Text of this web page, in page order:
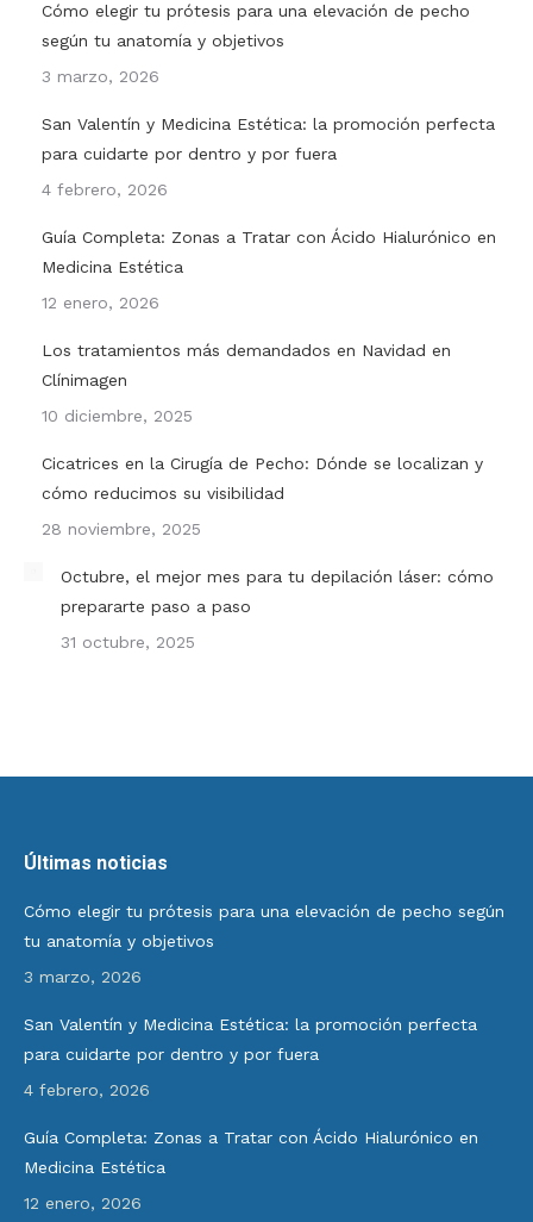
Cómo elegir tu prótesis para una elevación de pecho
según tu anatomía y objetivos
3 marzo, 2026
San Valentín y Medicina Estética: la promoción perfecta
para cuidarte por dentro y por fuera
4 febrero, 2026
Guía Completa: Zonas a Tratar con Ácido Hialurónico en
Medicina Estética
12 enero, 2026
Los tratamientos más demandados en Navidad en
Clínimagen
10 diciembre, 2025
Cicatrices en la Cirugía de Pecho: Dónde se localizan y
cómo reducimos su visibilidad
28 noviembre, 2025
Octubre, el mejor mes para tu depilación láser: cómo
prepararte paso a paso
31 octubre, 2025
Últimas noticias
Cómo elegir tu prótesis para una elevación de pecho según
tu anatomía y objetivos
3 marzo, 2026
San Valentín y Medicina Estética: la promoción perfecta
para cuidarte por dentro y por fuera
4 febrero, 2026
Guía Completa: Zonas a Tratar con Ácido Hialurónico en
Medicina Estética
12 enero, 2026